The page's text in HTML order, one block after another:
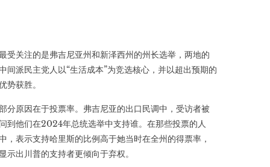
受关注的是弗吉尼亚州和新泽西州的州长选举，两地的
间派民主党人以“生活成本”为竞选核心，并以超出预期的
势获胜。
分原因在于投票率。弗吉尼亚的出口民调中，受访者被
问到他们在2024年总统选举中支持谁。在那些投票的人
，表示支持哈里斯的比例高于她当时在全州的得票率，
显示出川普的支持者更倾向于弃权。